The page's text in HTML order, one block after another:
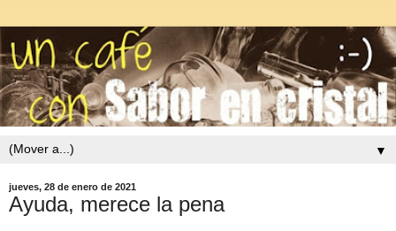
▼
jueves, 28 de enero de 2021
Ayuda, merece la pena